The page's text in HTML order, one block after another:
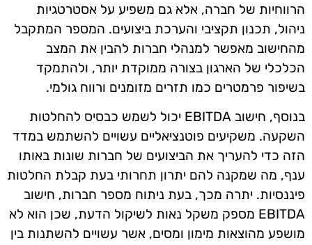
הרווחיות של חברה, אלא גם משפיע על אסטרטגיות
ניהול, תכנון תקציבי והערכת ביצועים. המספר המתקבל
מהחישוב מאפשר למנהלי חברות להבין את המצב
הכלכלי של הארגון בצורה ממוקדת יותר, ולהתמקד
בשיפור פרמטרים כמו תזרים מזומנים ורווח גולמי.
בנוסף, חישוב EBITDA יכול לשמש כבסיס להחלטות
השקעה. משקיעים פוטנציאליים עשויים להשתמש במדד
הזה כדי להעריך את הביצועים של חברות שונות באותו
ענף, מה שמקנה להם יתרון תחרותי בעת קבלת החלטות
פיננסיות. יתרה מכך, בעת ניתוח מספר חברות, חישוב
EBITDA מספק משקל נאות לשיקול הדעת, שכן הוא לא
מושפע מהוצאות מימון ומסים, אשר עשויים להשתנות בין